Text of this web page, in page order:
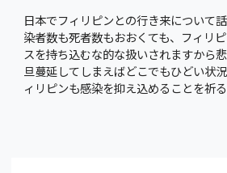
日本でフィリピンとの行き来について
染者数も死者数もおおくても、フィリ
スを持ち込むな的な扱いされますから
旦蔓延してしまえばどこでもひどい状
ィリピンも感染を抑え込めることを祈